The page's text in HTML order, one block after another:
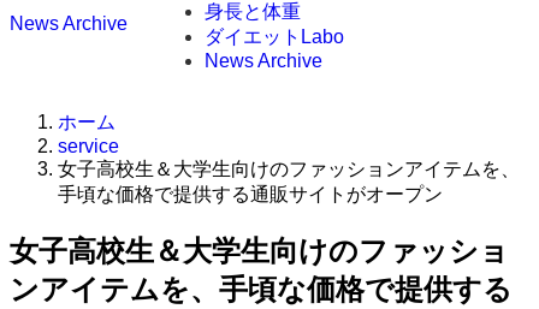
News Archive
身長と体重
ダイエットLabo
News Archive
ホーム
service
女子高校生＆大学生向けのファッションアイテムを、
手頃な価格で提供する通販サイトがオープン
女子高校生＆大学生向けのファッショ
ンアイテムを、手頃な価格で提供する